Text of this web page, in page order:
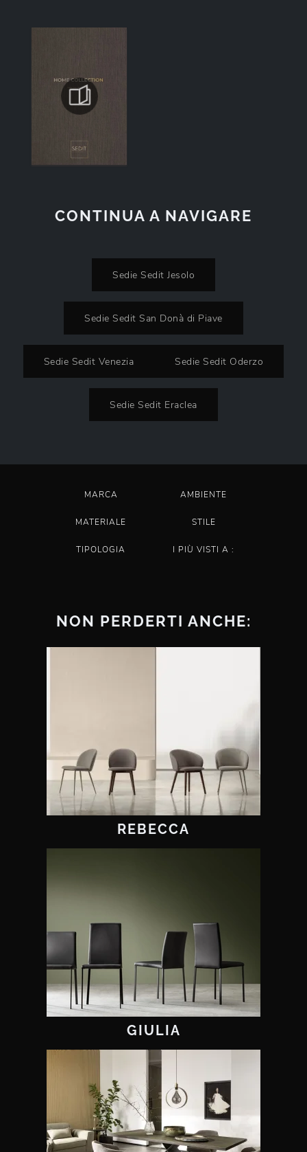
CONTINUA A NAVIGARE
Sedie Sedit Jesolo
Sedie Sedit San Donà di Piave
Sedie Sedit Venezia Sedie Sedit Oderzo
Sedie Sedit Eraclea
MARCA AMBIENTE
MATERIALE STILE
TIPOLOGIA I PIÙ VISTI A :
NON PERDERTI ANCHE:
REBECCA
GIULIA